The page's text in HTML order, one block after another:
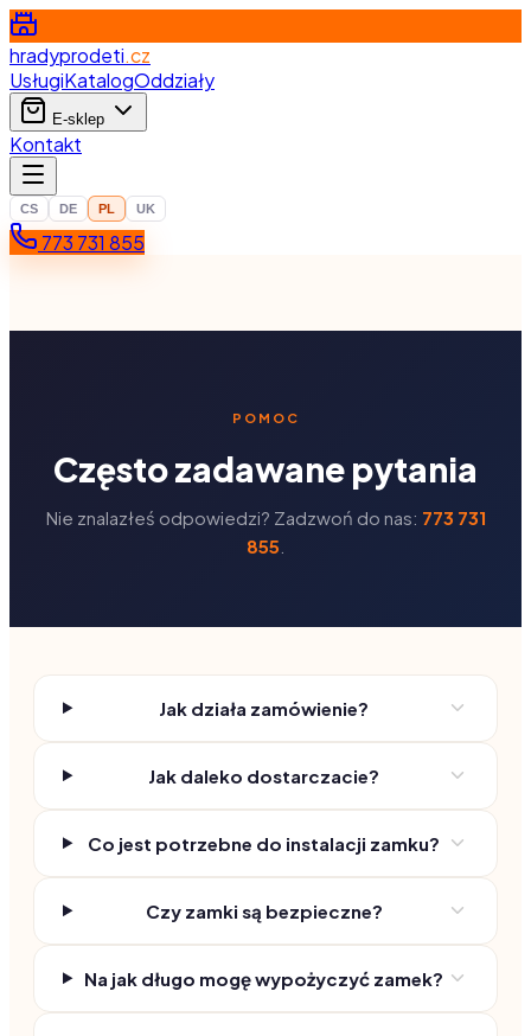
hradyprodeti.cz
UsługiKatalogOddziały
E-sklep
Kontakt
CS DE PL UK
773 731 855
POMOC
Często zadawane pytania
Nie znalazłeś odpowiedzi? Zadzwoń do nas: 773 731
855
Jak działa zamówienie?
Jak daleko dostarczacie?
Co jest potrzebne do instalacji zamku?
Czy zamki są bezpieczne?
Na jak długo mogę wypożyczyć zamek?